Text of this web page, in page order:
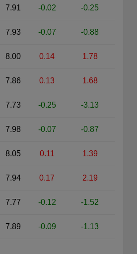
7.91 -0.02 -0.25
7.93 -0.07 -0.88
8.00 0.14 1.78
7.86 0.13 1.68
7.73 -0.25 -3.13
7.98 -0.07 -0.87
8.05 0.11 1.39
7.94 0.17 2.19
7.77 -0.12 -1.52
7.89 -0.09 -1.13